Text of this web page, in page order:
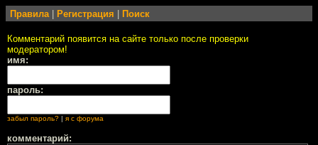
Правила| Регистрация Поиск
Комментарий появится на сайте только после проверки
модератором!
имя:
пароль:
забыл пароль? я с форума
комментарий: